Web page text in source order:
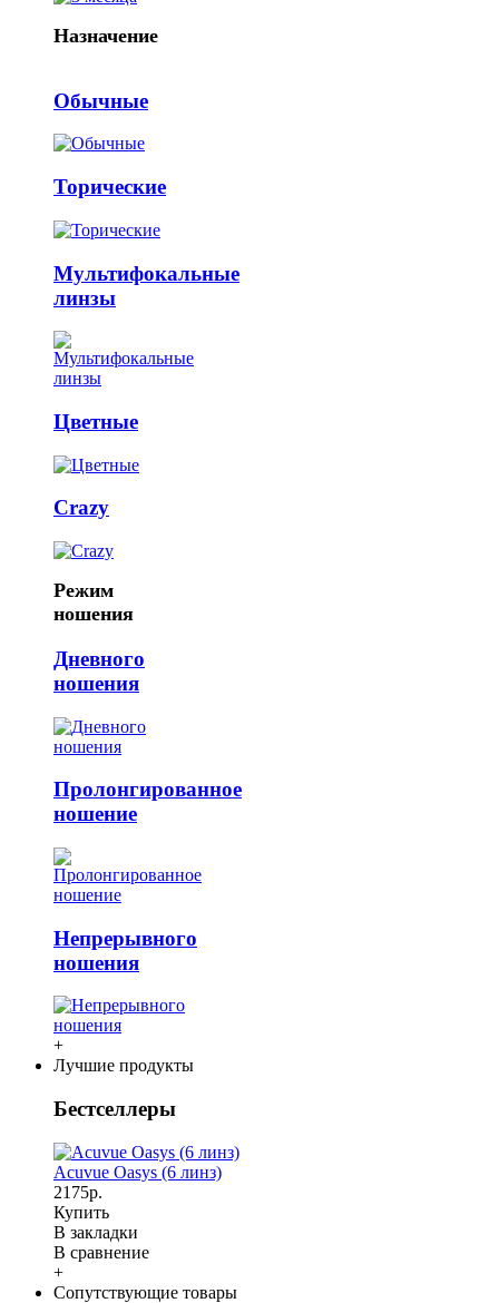
Назначение
Обычные
Торические
Мультифокальные
линзы
Цветные
Crazy
Режим
ношения
Дневного
ношения
Пролонгированное
ношение
Непрерывного
ношения
+
Лучшие продукты
Бестселлеры
Acuvue Oasys (6 линз)
2175р.
Купить
В закладки
В сравнение
+
Сопутствующие товары